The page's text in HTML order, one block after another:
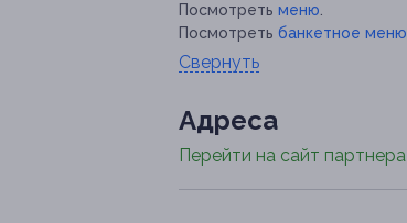
Посмотреть меню
Посмотреть банкетное меню
Свернуть
Адресa
Перейти на сайт партнера